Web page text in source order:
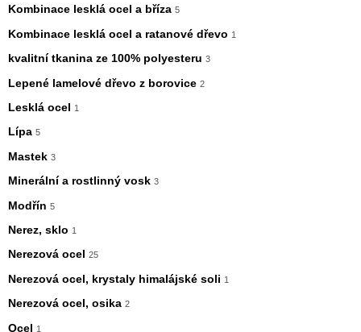
Kombinace lesklá ocel a bříza 5
Kombinace lesklá ocel a ratanové dřevo 1
kvalitní tkanina ze 100% polyesteru 3
Lepené lamelové dřevo z borovice 2
Lesklá ocel 1
Lípa 5
Mastek 3
Minerální a rostlinný vosk 3
Modřín 5
Nerez, sklo 1
Nerezová ocel 25
Nerezová ocel, krystaly himalájské soli 1
Nerezová ocel, osika 2
Ocel 1